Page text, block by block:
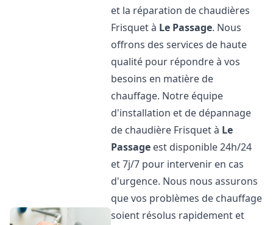
et la réparation de chaudières
Frisquet à Le Passage. Nous
offrons des services de haute
qualité pour répondre à vos
besoins en matière de
chauffage. Notre équipe
d'installation et de dépannage
de chaudière Frisquet à Le
Passage est disponible 24h/24
et 7j/7 pour intervenir en cas
d'urgence. Nous nous assurons
que vos problèmes de chauffage
soient résolus rapidement et